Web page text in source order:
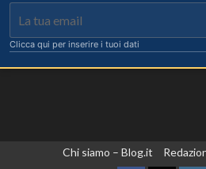
Chi siamo – Blog.it
Clicca qui per inserire i tuoi dati